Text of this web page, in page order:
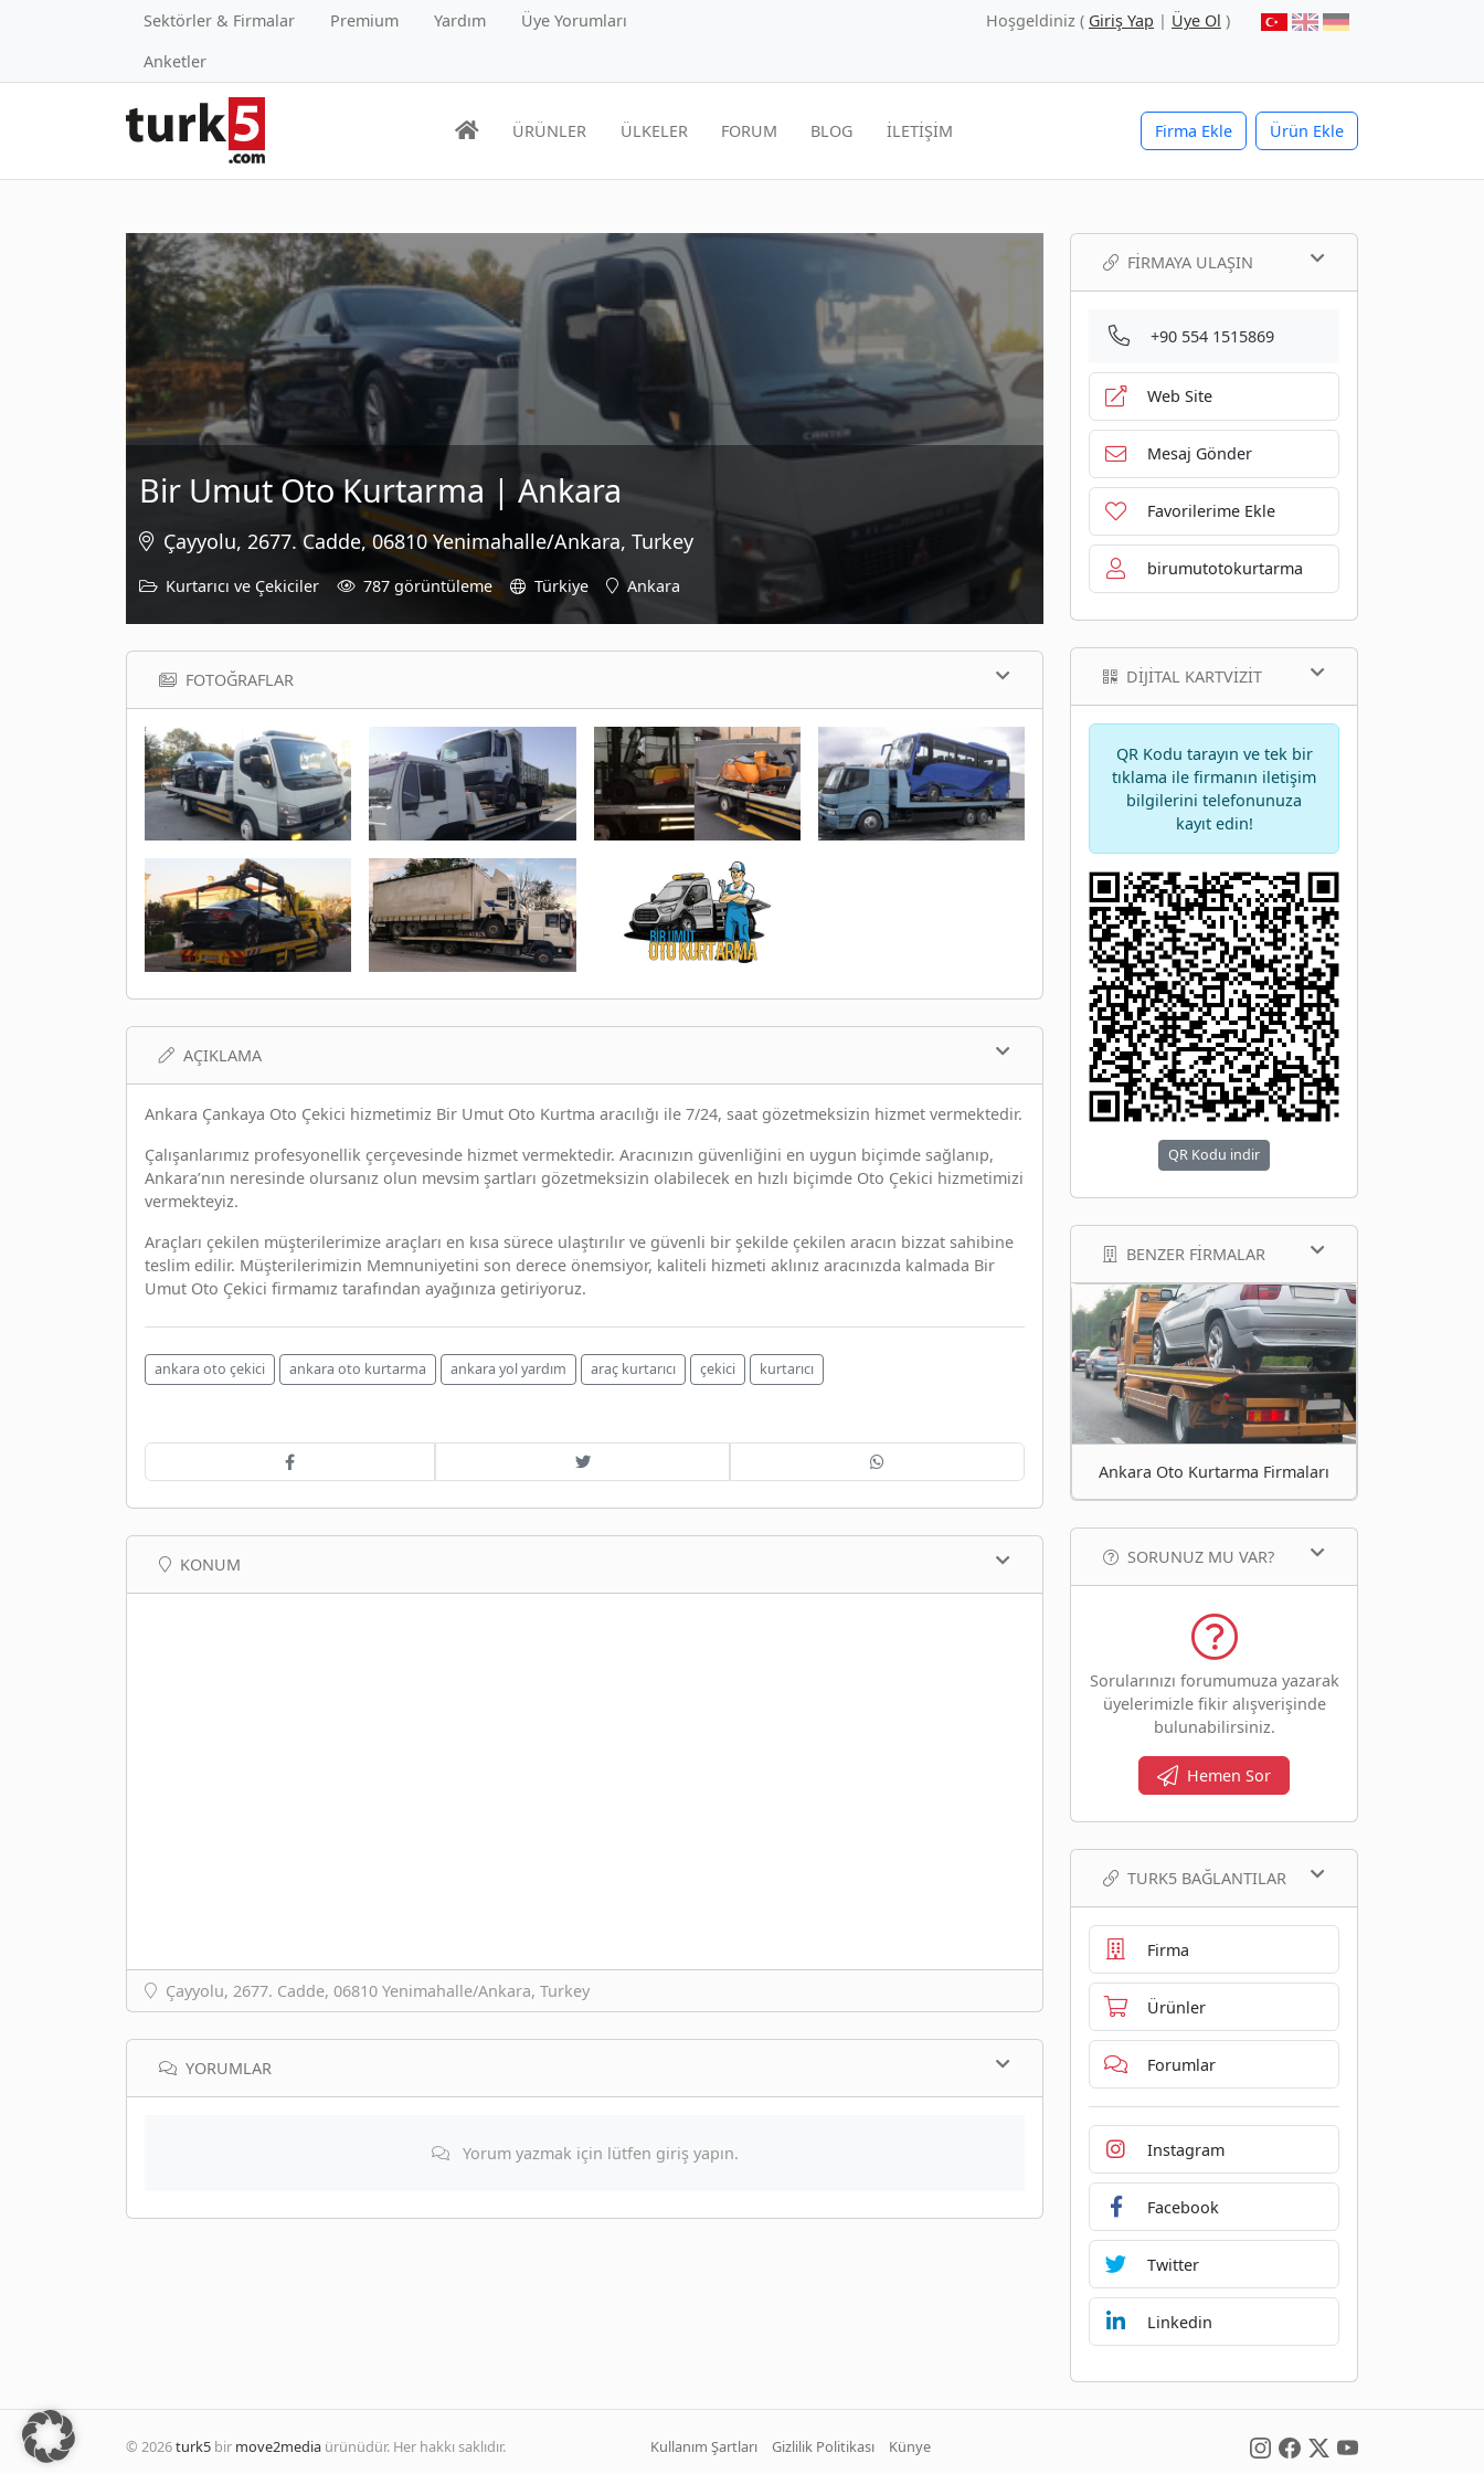
Sektörler & Firmalar Premium Yardım
Üye Yorumları
Anketler
Hoşgeldiniz ( Giriş Yap | Üye Ol )
Firma Ekle Ürün Ekle
ÜRÜNLER ÜLKELER FORUM BLOG İLETİŞİM
Bir Umut Oto Kurtarma | Ankara
Çayyolu, 2677. Cadde, 06810 Yenimahalle/Ankara, Turkey
Kurtarıcı ve Çekiciler 787 görüntüleme Türkiye Ankara
FOTOĞRAFLAR
AÇIKLAMA
Ankara Çankaya Oto Çekici hizmetimiz Bir Umut Oto Kurtma aracılığı ile 7/24, saat gözetmeksizin hizmet vermektedir.
Çalışanlarımız profesyonellik çerçevesinde hizmet vermektedir. Aracınızın güvenliğini en uygun biçimde sağlanıp,
Ankara’nın neresinde olursanız olun mevsim şartları gözetmeksizin olabilecek en hızlı biçimde Oto Çekici hizmetimizi
vermekteyiz.
Araçları çekilen müşterilerimize araçları en kısa sürece ulaştırılır ve güvenli bir şekilde çekilen aracın bizzat sahibine
teslim edilir. Müşterilerimizin Memnuniyetini son derece önemsiyor, kaliteli hizmeti aklınız aracınızda kalmada Bir
Umut Oto Çekici firmamız tarafından ayağınıza getiriyoruz.
ankara oto çekici ankara oto kurtarma ankara yol yardım araç kurtarıcı çekici kurtarıcı
KONUM
Çayyolu, 2677. Cadde, 06810 Yenimahalle/Ankara, Turkey
YORUMLAR
Yorum yazmak için lütfen giriş yapın.
FIRMAYA ULAŞIN
+90 554 1515869
Web Site
Mesaj Gönder
Favorilerime Ekle
birumutotokurtarma
DIJITAL KARTVIZIT
QR Kodu tarayın ve tek bir
tıklama ile firmanın iletişim
bilgilerini telefonunuza
kayıt edin!
QR Kodu indir
BENZER FIRMALAR
Ankara Oto Kurtarma Firmaları
SORUNUZ MU VAR?
Sorularınızı forumumuza yazarak
üyelerimizle fikir alışverişinde
bulunabilirsiniz.
Hemen Sor
TURK5 BAĞLANTILAR
Firma
Ürünler
Forumlar
Instagram
Facebook
Twitter
Linkedin
© 2026turk5 bir move2media ürünüdür. Her hakkı saklıdır. Kullanım Şartları Gizlilik Politikası Künye